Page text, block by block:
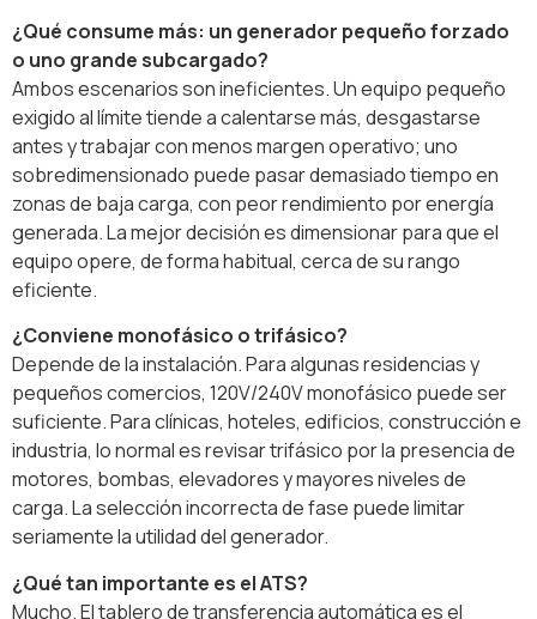
¿Qué consume más: un generador pequeño forzado
o uno grande subcargado?
Ambos escenarios son ineficientes. Un equipo pequeño
exigido al límite tiende a calentarse más, desgastarse
antes y trabajar con menos margen operativo; uno
sobredimensionado puede pasar demasiado tiempo en
zonas de baja carga, con peor rendimiento por energía
generada. La mejor decisión es dimensionar para que el
equipo opere, de forma habitual, cerca de su rango
eficiente.
¿Conviene monofásico o trifásico?
Depende de la instalación. Para algunas residencias y
pequeños comercios, 120V/240V monofásico puede ser
suficiente. Para clínicas, hoteles, edificios, construcción e
industria, lo normal es revisar trifásico por la presencia de
motores, bombas, elevadores y mayores niveles de
carga. La selección incorrecta de fase puede limitar
seriamente la utilidad del generador.
¿Qué tan importante es el ATS?
Mucho. El tablero de transferencia automática es el